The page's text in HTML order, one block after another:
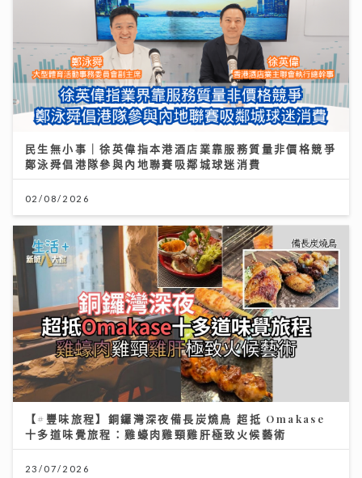
民生無小事｜徐英偉指本港酒店業靠服務質量非價格競爭
鄭泳舜倡港隊參與內地聯賽吸鄰城球迷消費
02/08/2026
【#豐味旅程】銅鑼灣深夜備長炭燒鳥 超抵 Omakase
十多道味覺旅程：雞蠔肉雞頸雞肝極致火候藝術
23/07/2026